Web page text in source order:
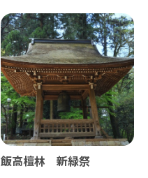
飯高檀林 新緑祭